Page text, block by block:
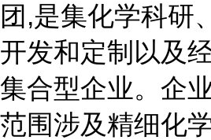
团,是集化学科研
开发和定制以及
集合型企业。企
范围涉及精细化